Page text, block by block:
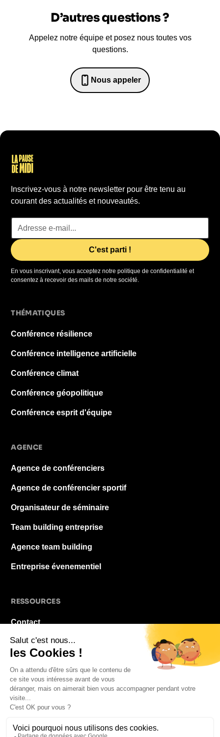
D’autres questions ?
Appelez notre équipe et posez nous toutes vos
questions.
Nous appeler
0652698481
Inscrivez-vous à notre newsletter pour être tenu au
courant des actualités et nouveautés.
En vous inscrivant, vous acceptez notre politique de confidentialité et
consentez à recevoir des mails de notre société.
THÉMATIQUES
Conférence résilience
Conférence intelligence artificielle
Conférence climat
Conférence géopolitique
Conférence esprit d'équipe
AGENCE
Agence de conférenciers
Agence de conférencier sportif
Organisateur de séminaire
Team building entreprise
Agence team building
Entreprise évenementiel
RESSOURCES
Contact
À propos
FAQ
Mentions légales